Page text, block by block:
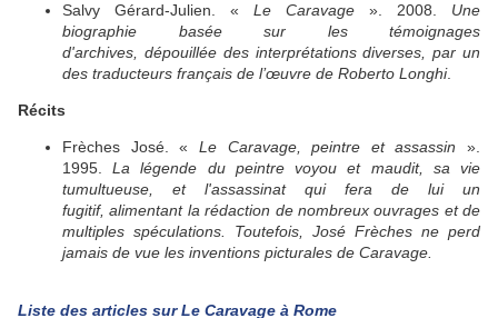
Salvy Gérard-Julien. « Le Caravage ». 2008. Une
biographie basée sur les témoignages
d'archives, dépouillée des interprétations diverses, par un
des traducteurs français de l’œuvre de Roberto Longhi.
Récits
Frèches José. « Le Caravage, peintre et assassin ».
1995.La légende du peintre voyou et maudit, sa vie
tumultueuse, et l'assassinat qui fera de lui un
fugitif, alimentant la rédaction de nombreux ouvrages et de
multiples spéculations. Toutefois, José Frèches ne perd
jamais de vue les inventions picturales de Caravage.
Liste des articles sur Le Caravage à Rome